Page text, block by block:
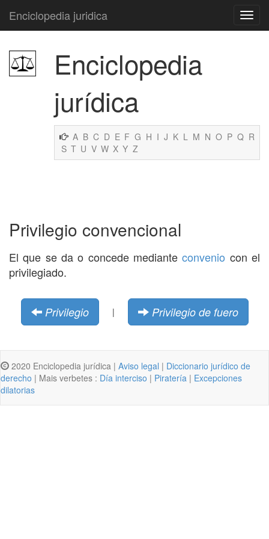
Enciclopedia juridica
Enciclopedia
jurídica
A B C D E F G H I J K L M N O P Q R
S T U V W X Y Z
Privilegio convencional
El que se da o concede medianteconvenio con el
privilegiado.
Privilegio | Privilegio de fuero
2020 Enciclopedia jurídica | Aviso legal | Diccionario jurídico de
derecho | Mais verbetes : Día interciso | Piratería | Excepciones
dilatorias